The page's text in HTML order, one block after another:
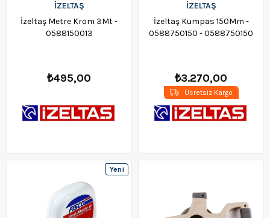
İZELTAŞ
İzeltaş Metre Krom 3Mt -
0588150013
₺495,00
İZELTAŞ
İzeltaş Kumpas 150Mm -
0588750150 - 0588750150
₺3.270,00
Ücretsiz Kargo
Yeni